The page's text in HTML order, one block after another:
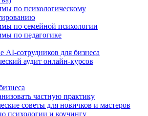
по психологическому
по семейной психологии
по педагогике
AI-сотрудников для бизнеса
аудит онлайн-курсов
частную практику
советы для новичков и мастеров
психологии и коучингу